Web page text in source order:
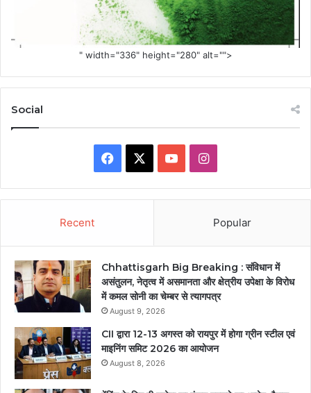
" width="336" height="280" alt="">
Social
Facebook YouTubeInstagram
Recent Popular
Chhattisgarh Big Breaking : संविधान में
असंतुलन, नेतृत्व में असमानता और क्षेत्रीय उपेक्षा के विरोध
में कमल सोनी का चेम्बर से त्यागपत्र
August 9, 2026
CII द्वारा 12-13 अगस्त को रायपुर में होगा ग्रीन स्टील एवं
माइनिंग समिट 2026 का आयोजन
August 8, 2026